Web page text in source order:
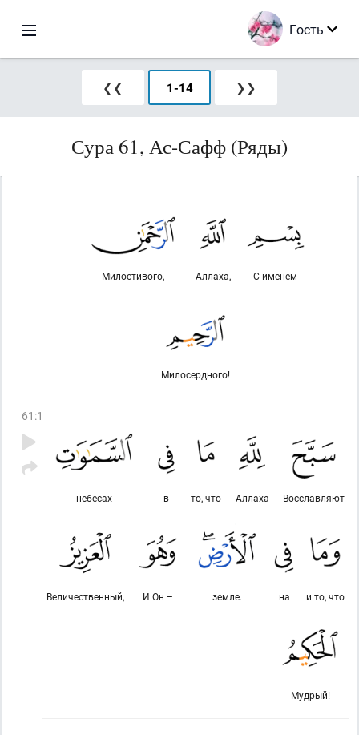
Гость
❮❮ 1-14 ❯❯
Сура 61, Ас-Сафф (Ряды)
С именем
Аллаха,
Милостивого,
Милосердного!
61 :1
Восславляют
Аллаха
то, что
в
небесах
и то, что
на
земле.
И Он –
Величественный,
Мудрый!